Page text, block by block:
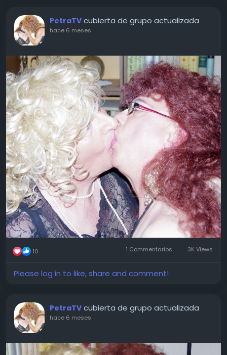
PetraTV cubierta de grupo actualizada
hace 6 meses
10 1 Commentarios 3K Views
Please log in to like, share and comment!
PetraTV cubierta de grupo actualizada
hace 6 meses